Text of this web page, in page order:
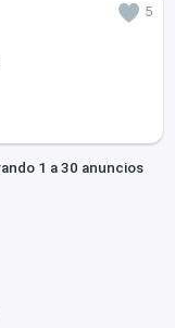
5
1 a 30 anuncios